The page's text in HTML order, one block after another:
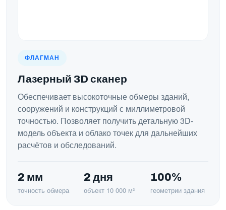
ФЛАГМАН
Лазерный 3D сканер
Обеспечивает высокоточные обмеры зданий,
сооружений и конструкций с миллиметровой
точностью. Позволяет получить детальную 3D-
модель объекта и облако точек для дальнейших
расчётов и обследований.
2 мм
точность обмера
2 дня
объект 10 000 м²
100%
геометрии здания